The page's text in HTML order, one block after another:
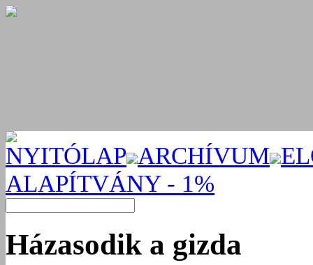
NYITÓLAP ARCHÍVUM
ALAPÍTVÁNY - 1%
Házasodik a gizda